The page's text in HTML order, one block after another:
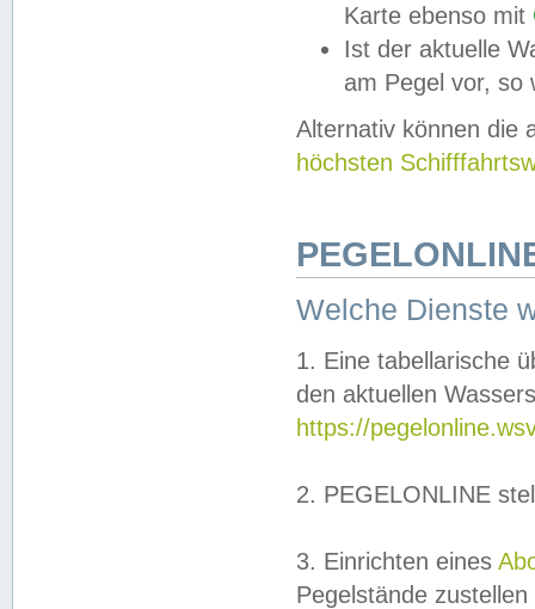
Karte ebenso mit
Ist der aktuelle
am Pegel vor,
Alternativ können die
höchsten
Welche Dienste
1. Eine tabellarische
den aktuellen
https://
2. PEGELONLINE
3. Einrichten eines
Pegelstände